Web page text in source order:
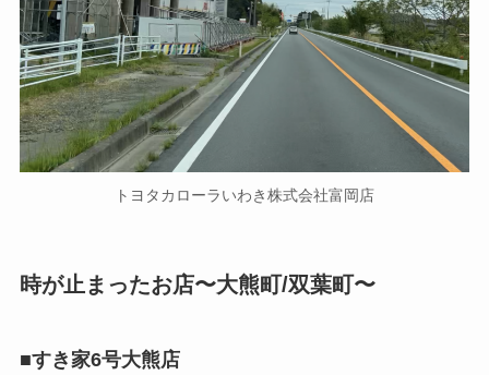
トヨタカローラいわき株式会社富岡店
時が止まったお店〜大熊町/双葉町〜
■すき家6号大熊店